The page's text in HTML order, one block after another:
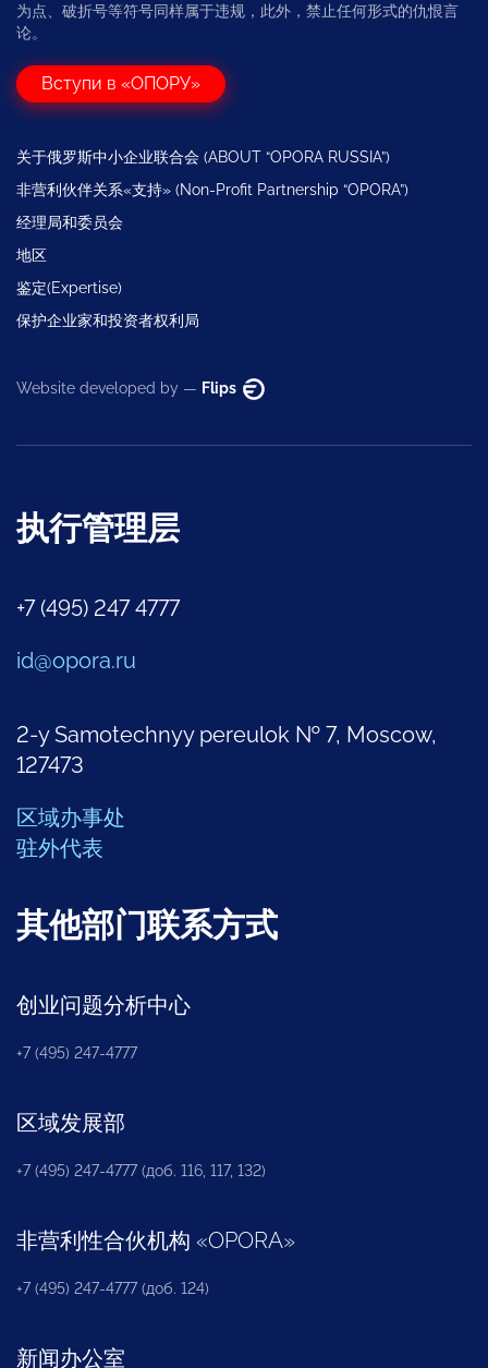
为点、破折号等符号同样属于违规，此外，禁止任何形式的仇恨言
论。
Вступи в «ОПОРУ»
关于俄罗斯中小企业联合会 (ABOUT “OPORA RUSSIA”)
非营利伙伴关系«支持» (Non-Profit Partnership “OPORA”)
经理局和委员会
地区
鉴定(Expertise)
保护企业家和投资者权利局
Website developed by — Flips
执行管理层
+7 (495) 247 4777
id@opora.ru
2-y Samotechnyy pereulok № 7, Moscow,
127473
区域办事处
驻外代表
其他部门联系方式
创业问题分析中心
+7 (495) 247-4777
区域发展部
+7 (495) 247-4777 (доб. 116, 117, 132)
非营利性合伙机构 «OPORA»
+7 (495) 247-4777 (доб. 124)
新闻办公室